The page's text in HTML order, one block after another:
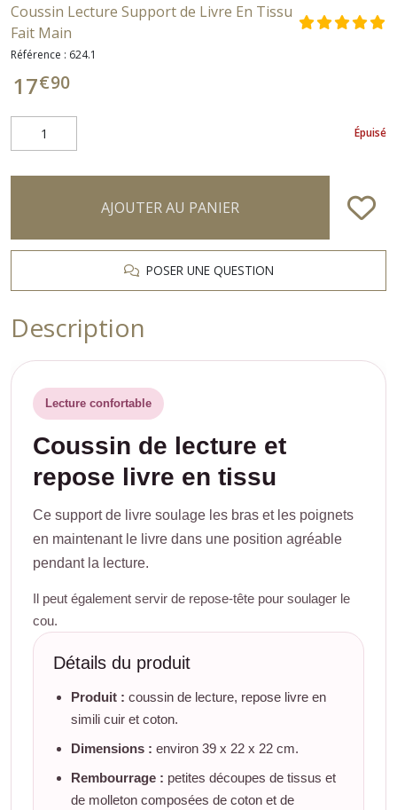
Coussin Lecture Support de Livre En Tissu
Fait Main
Référence : 624.1
17€90
Épuisé
AJOUTER AU PANIER
POSER UNE QUESTION
Description
Lecture confortable
Coussin de lecture et
repose livre en tissu
Ce support de livre soulage les bras et les poignets
en maintenant le livre dans une position agréable
pendant la lecture.
Il peut également servir de repose-tête pour soulager le
cou.
Détails du produit
Produit : coussin de lecture, repose livre en
simili cuir et coton.
Dimensions : environ 39 x 22 x 22 cm.
Rembourrage : petites découpes de tissus et
de molleton composées de coton et de